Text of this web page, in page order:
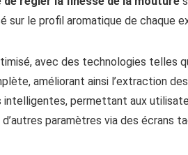
le profil aromatique de chaque
avec des technologies telles
améliorant ainsi l’extraction
permettant aux
paramètres via des écrans